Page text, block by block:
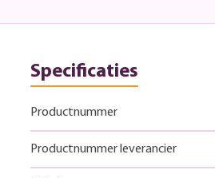
Specificaties
Productnummer
Productnummer leverancier